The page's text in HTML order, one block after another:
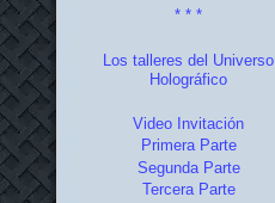
* * *
Los talleres del Universo
Holográfico
Video Invitación
Primera Parte
Segunda Parte
Tercera Parte